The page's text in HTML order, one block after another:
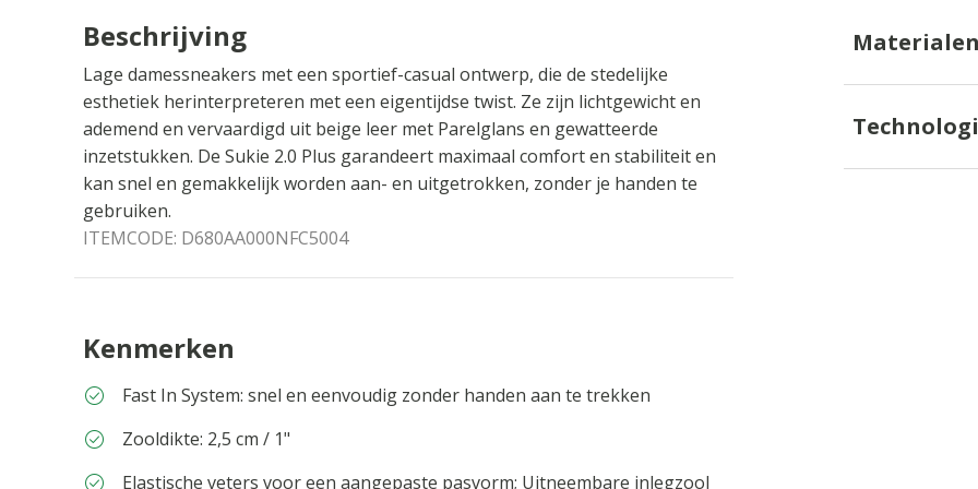
Beschrijving
Lage damessneakers met een sportief-casual ontwerp, die de stedelijke
esthetiek herinterpreteren met een eigentijdse twist. Ze zijn lichtgewicht en
ademend en vervaardigd uit beige leer met Parelglans en gewatteerde
inzetstukken. De Sukie 2.0 Plus garandeert maximaal comfort en stabiliteit en
kan snel en gemakkelijk worden aan- en uitgetrokken, zonder je handen te
gebruiken.
ITEMCODE: D680AA000NFC5004
Kenmerken
Fast In System: snel en eenvoudig zonder handen aan te trekken
Zooldikte: 2,5 cm / 1"
Elastische veters voor een aangepaste pasvorm; Uitneembare inlegzool
Materialen